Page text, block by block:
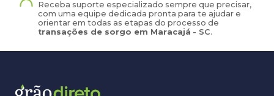
Receba suporte especializado sempre que precisar,
com uma equipe dedicada pronta para te ajudar e
orientar em todas as etapas do processo de
transações de sorgo em Maracajá - SC.